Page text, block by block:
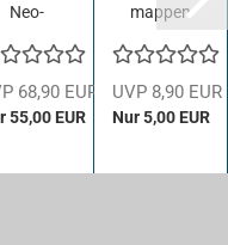
Neo­
se
Pants
1/1,
Größe
68,90 EUR
55,00 EUR
map­pen
blau
UVP 8,90 EUR
Nur 5,00 EUR